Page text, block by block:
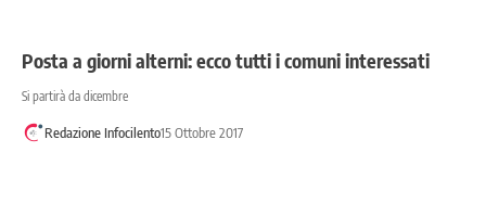
Posta a giorni alterni: ecco tutti i comuni interessati
Si partirà da dicembre
Redazione Infocilento15 Ottobre 2017